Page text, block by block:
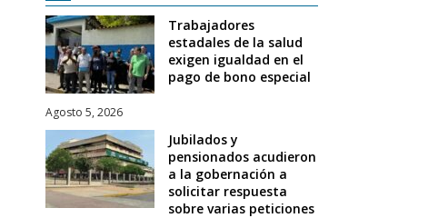
Trabajadores
estadales de la salud
exigen igualdad en el
pago de bono especial
Agosto 5, 2026
Jubilados y
pensionados acudieron
a la gobernación a
solicitar respuesta
sobre varias peticiones